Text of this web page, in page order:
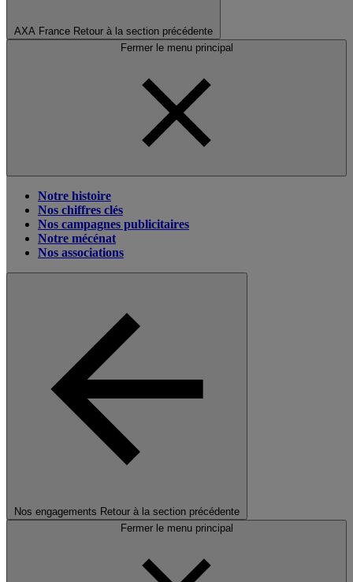
AXA France Retour à la section précédente
Fermer le menu principal
Notre histoire
Nos chiffres clés
Nos campagnes publicitaires
Notre mécénat
Nos associations
Nos engagements Retour à la section précédente
Fermer le menu principal